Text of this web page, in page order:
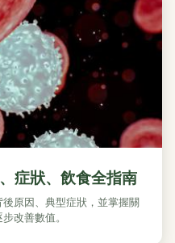
症狀、飲食全指南
原因、典型症狀，並掌握關
改善數值。